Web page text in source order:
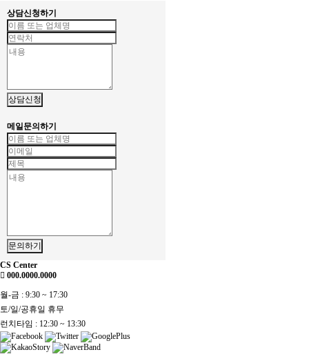
상담신청하기
상담신청
메일문의하기
문의하기
CS Center
000.0000.0000
월-금 : 9:30 ~ 17:30
토/일/공휴일 휴무
런치타임 : 12:30 ~ 13:30